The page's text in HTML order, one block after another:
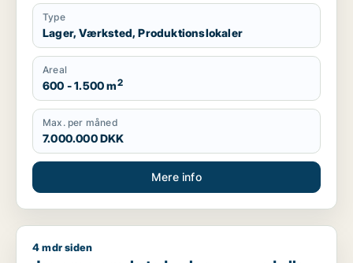
Type
Lager, Værksted, Produktionslokaler
Areal
600 - 1.500 m2
Max. per måned
7.000.000 DKK
Mere info
Jeg søger værksted, erhvervsgrund eller garage til salg i
4 mdr siden